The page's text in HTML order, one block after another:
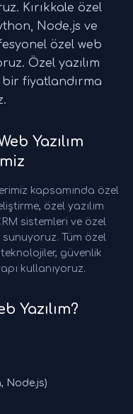
Kırıkkale özel
Node.js ve
özel web
Özel yazılım
fiyatlandırma
Yazılım
kapsamında özel
özel yazılım
sistemleri ve özel
sunuyoruz. Tüm özel
güvenlik
kullanıyoruz.
Yazılım?
Node.js)